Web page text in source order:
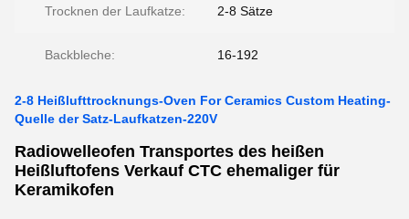
Trocknen der Laufkatze: 2-8 Sätze
Backbleche: 16-192
2-8 Heißlufttrocknungs-Oven For Ceramics Custom Heating-
Quelle der Satz-Laufkatzen-220V
Radiowelleofen Transportes des heißen
Heißluftofens Verkauf CTC ehemaliger für
Keramikofen